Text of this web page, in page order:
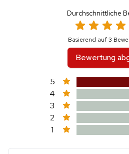
Durchschnittliche
Basierend auf 3
Bewertung
5
4
3
2
1